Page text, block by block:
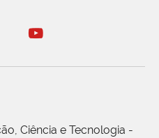
Ciência e Tecnologia -